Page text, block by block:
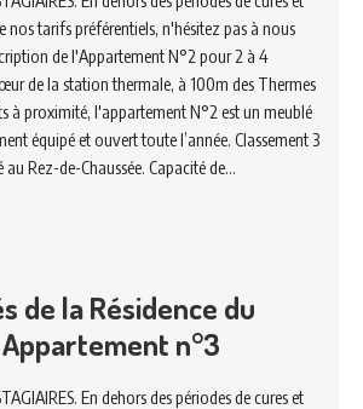
nos tarifs préférentiels, n'hésitez pas à nous
de l'Appartement N°2 pour 2 à 4
de la station thermale, à 100m des Thermes
à proximité, l'appartement N°2 est un meublé
équipé et ouvert toute l’année. Classement 3
au Rez-de-Chaussée. Capacité de…
de la Résidence du
n°3
En dehors des périodes de cures et